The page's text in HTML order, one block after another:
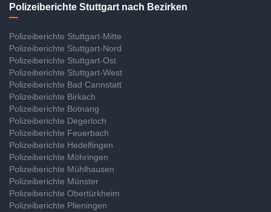
Polizeiberichte Stuttgart nach Bezirken
Polizeiberichte Stuttgart-Mitte
Polizeiberichte Stuttgart-Nord
Polizeiberichte Stuttgart-Ost
Polizeiberichte Stuttgart-West
Polizeiberichte Bad Cannstatt
Polizeiberichte Birkach
Polizeiberichte Botnang
Polizeiberichte Degerloch
Polizeiberichte Feuerbach
Polizeiberichte Hedelfingen
Polizeiberichte Möhringen
Polizeiberichte Mühlhausen
Polizeiberichte Münster
Polizeiberichte Obertürkheim
Polizeiberichte Plieningen